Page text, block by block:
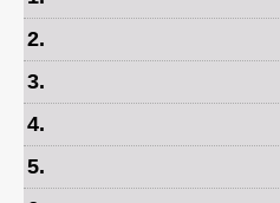
2.
3.
4.
5.